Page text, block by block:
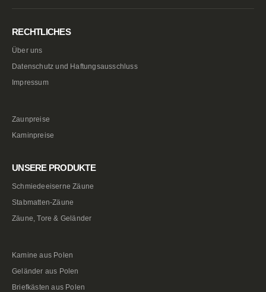
RECHTLICHES
Über uns
Datenschutz und Haftungsausschluss
Impressum
Zaunpreise
Kaminpreise
UNSERE PRODUKTE
Schmiedeeiserne Zäune
Stabmatten-Zäune
Zäune, Tore & Geländer
Kamine aus Polen
Geländer aus Polen
Briefkästen aus Polen